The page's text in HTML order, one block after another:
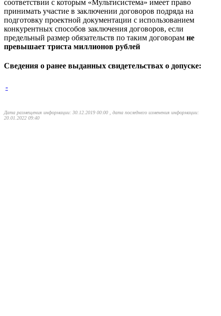
соответствии с которым «Мультисистема» имеет право
принимать участие в заключении договоров подряда на
подготовку проектной документации с использованием
конкурентных способов заключения договоров, если
предельный размер обязательств по таким договорам не
превышает триста миллионов рублей
Сведения о ранее выданных свидетельствах о допуске:
-
Дата размещения информации: 30.12.2019 00:00 , дата последнего изменения информации:
20.01.2022 09:40